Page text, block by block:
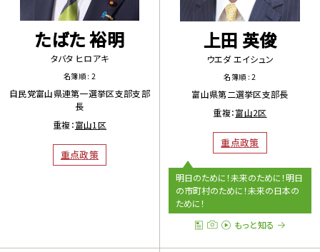
たばた 裕明
タバタ ヒロアキ
名簿順 : 2
自民党富山県連第一選挙区支部支部
長
重複：富山1区
重点政策
上田 英俊
ウエダ エイシュン
名簿順 : 2
富山県第二選挙区支部長
重複：富山2区
重点政策
明日のために！未来のために！明日
の市町村のために！未来の日本の
ために！
もっと知る